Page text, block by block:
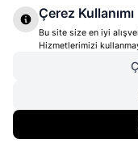
Çerez Kullanımı
Bu site size en iyi
Hizmetlerimizi
kabul ettiğinizi
reddedeceğinizi